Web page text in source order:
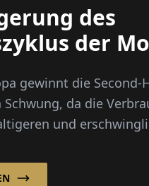
des
der
gewinnt die Second-
Schwung, da die
und